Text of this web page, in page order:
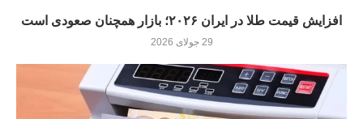
افزایش قیمت طلا در ایران ۲۰۲۶؛ بازار همچنان صعودی است
29 جولای 2026